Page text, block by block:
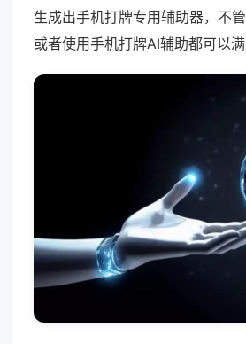
生成出手机打牌专用辅助器，不
或者使用手机打牌AI辅助都可以满